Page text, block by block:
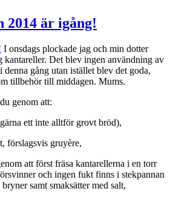
2014 är igång!
I onsdags plockade jag och min dotter
kantareller. Det blev ingen användning av
gång utan istället blev det goda,
tillbehör till middagen. Mums.
genom att:
ett inte alltför grovt bröd),
förslagsvis gruyère,
att först fräsa kantarellerna i en torr
och ingen fukt finns i stekpannan
samt smaksätter med salt,